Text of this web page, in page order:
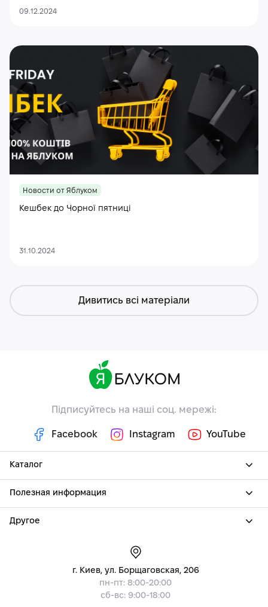
09.12.2024
Новости от Яблуком
Кешбек до Чорної пятниці
31.10.2024
Дивитись всі матеріали
Підписуйтесь на наші соц. мережі:
Facebook Instagram YouTube
Каталог
Полезная информация
Другое
г. Киев, ул. Борщаговская, 206
пн-пт: 8:00-20:00
сб-вс: 9:00-18:00